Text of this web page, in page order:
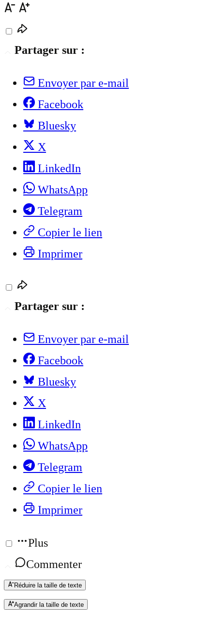
Partager sur :
Envoyer par e-mail
Facebook
Bluesky
X
LinkedIn
WhatsApp
Telegram
Copier le lien
Imprimer
Partager sur :
Envoyer par e-mail
Facebook
Bluesky
X
LinkedIn
WhatsApp
Telegram
Copier le lien
Imprimer
Plus
Commenter
Réduire la taille de texte
Agrandir la taille de texte